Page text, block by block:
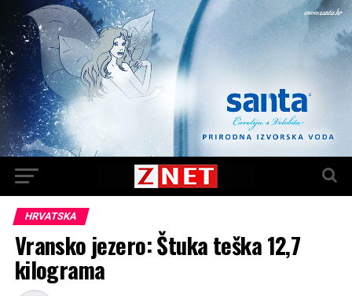
HRVATSKA
Vransko jezero: Štuka teška 12,7
kilograma